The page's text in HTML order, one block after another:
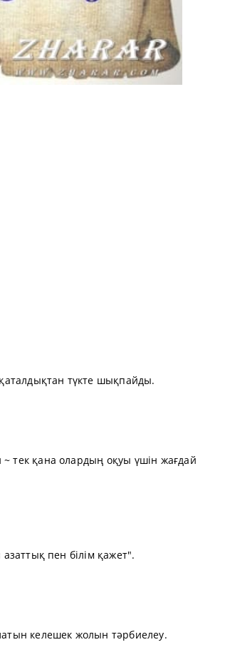
түкте шықпайды.
тек қана олардың оқуы үшін жағдай
пен білім қажет".
келешек жолын тәрбиелеу.